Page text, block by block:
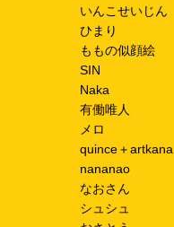
いんこせいじん
ひまり
ももの似顔絵
SIN
Naka
有働唯人
メロ
quince＋artkana
nananao
なおさん
シュシュ